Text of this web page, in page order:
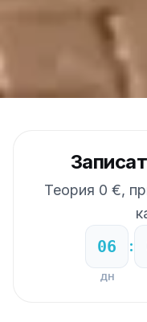
Теория 0 €,
06
ДН
: